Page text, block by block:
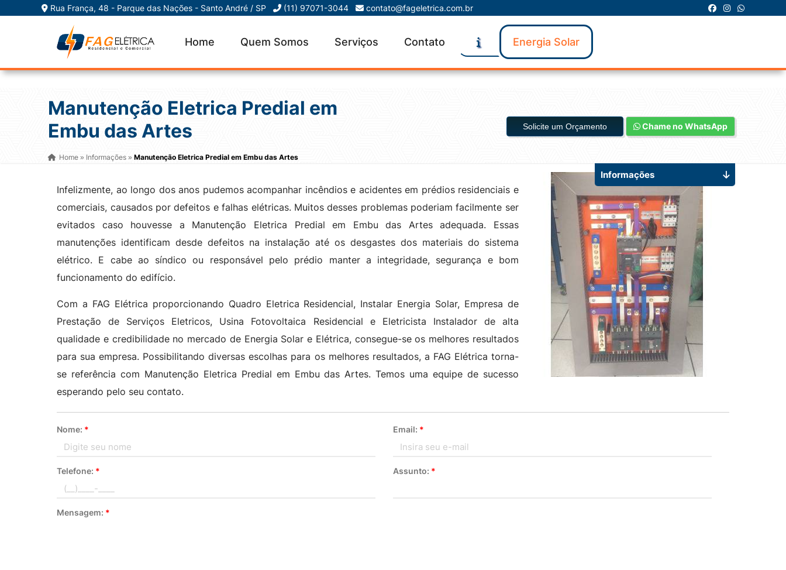
Rua França, 48 - Parque das Nações - Santo André / SP (11) 97071-3044 contato@fageletrica.com.br
Home Quem Somos Serviços Contato Energia Solar
Manutenção Eletrica Predial em
Embu das Artes
Home » Informações » Manutenção Eletrica Predial em Embu das Artes
Solicite um Orçamento Chame no WhatsApp
Infelizmente, ao longo dos anos pudemos acompanhar incêndios e acidentes em prédios residenciais e
comerciais, causados por defeitos e falhas elétricas. Muitos desses problemas poderiam facilmente ser
evitados caso houvesse a Manutenção Eletrica Predial em Embu das Artes adequada. Essas
manutenções identificam desde defeitos na instalação até os desgastes dos materiais do sistema
elétrico. E cabe ao síndico ou responsável pelo prédio manter a integridade, segurança e bom
funcionamento do edifício.
Com a FAG Elétrica proporcionando Quadro Eletrica Residencial, Instalar Energia Solar, Empresa de
Prestação de Serviços Eletricos, Usina Fotovoltaica Residencial e Eletricista Instalador de alta
qualidade e credibilidade no mercado de Energia Solar e Elétrica, consegue-se os melhores resultados
para sua empresa. Possibilitando diversas escolhas para os melhores resultados, a FAG Elétrica torna-
se referência com Manutenção Eletrica Predial em Embu das Artes. Temos uma equipe de sucesso
esperando pelo seu contato.
Nome: * Email: *
Telefone: * Assunto: *
Mensagem: *
Informações